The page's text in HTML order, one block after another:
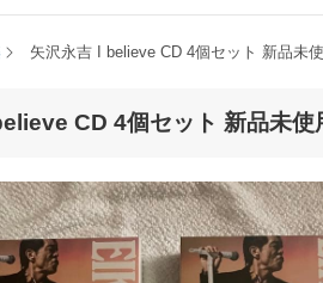
矢沢永吉 I believe CD 4個セット 新品未
CD 4個セット 新品未